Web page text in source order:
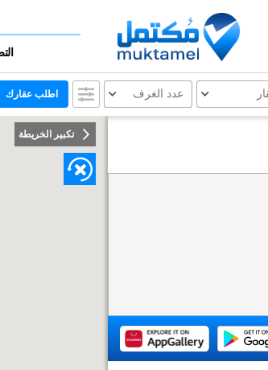
عدد الغرف اطلب عقارك
تكبير الخريطة